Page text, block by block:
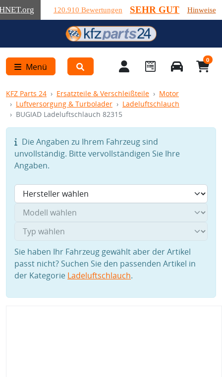
.org 120.910 Bewertungen SEHR GUT Hinweise
Menü
0
KFZ Parts 24 Ersatzteile & Verschleißteile
Motor
Luftversorgung & Turbolader
Ladeluftschlauch
BUGIAD Ladeluftschlauch 82315
Die Angaben zu Ihrem Fahrzeug sind
unvollständig. Bitte vervollständigen Sie Ihre
Angaben.
Sie haben Ihr Fahrzeug gewählt aber der Artikel
passt nicht? Suchen Sie den passenden Artikel in
der Kategorie Ladeluftschlauch.